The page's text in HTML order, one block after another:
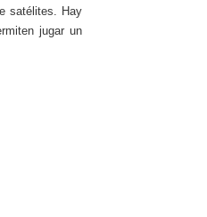
satélites. Hay
jugar un